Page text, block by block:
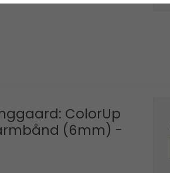
ColorUp
(6mm) -